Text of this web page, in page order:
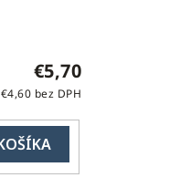
€5,70
€4,60 bez DPH
DO
KOŠÍKA